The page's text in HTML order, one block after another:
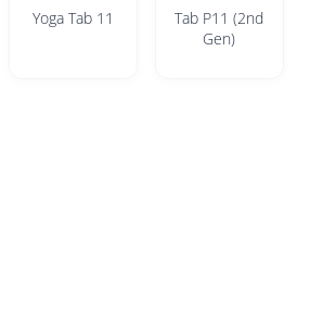
Yoga Tab 11
Tab P11 (2nd
Gen)